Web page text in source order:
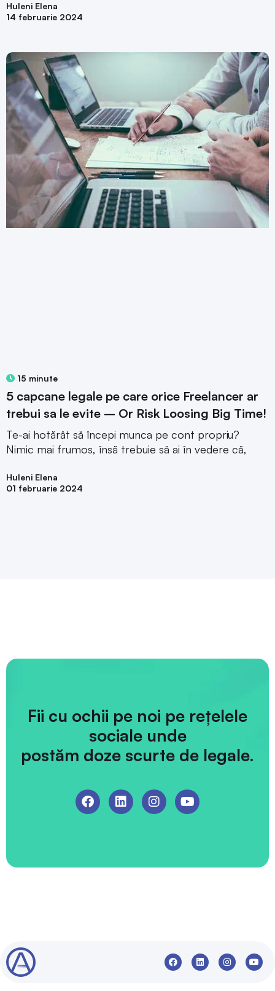
Huleni Elena
14 februarie 2024
15 minute
5 capcane legale pe care orice Freelancer ar
trebui sa le evite – Or Risk Loosing Big Time!
Te-ai hotărât să începi munca pe cont propriu?
Nimic mai frumos, însă trebuie să ai în vedere că,
Huleni Elena
01 februarie 2024
Fii cu ochii pe noi pe rețelele
sociale unde
postăm doze scurte de legale.